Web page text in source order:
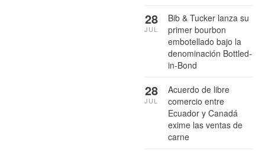
Bib & Tucker lanza su
primer bourbon
embotellado bajo la
denominación Bottled-
in-Bond
28
JUL
Acuerdo de libre
comercio entre
Ecuador y Canadá
exime las ventas de
carne
28
JUL